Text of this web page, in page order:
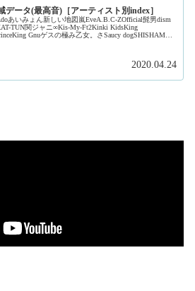
データ(最高音)［アーティスト別index］
あいみょん新しい地図嵐EveA.B.C-ZOfficial髭男dism
TUN関ジャニ∞Kis-My-Ft2Kinki KidsKing
Gnuゲスの極み乙女。さSaucy dogSHISHAMO
2020.04.24